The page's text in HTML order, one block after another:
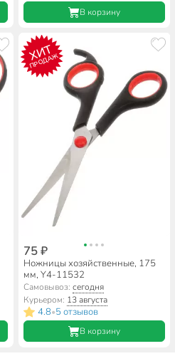
В корзину
ХИТ
ПРОДАЖ
75 ₽
Ножницы хозяйственные, 175
мм, Y4-11532
Самовывоз: сегодня
Курьером: 13 августа
4.8•5 отзывов
В корзину